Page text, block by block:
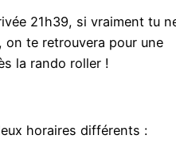
21h39, si vraiment tu
te retrouvera pour une
la rando roller !
horaires différents :